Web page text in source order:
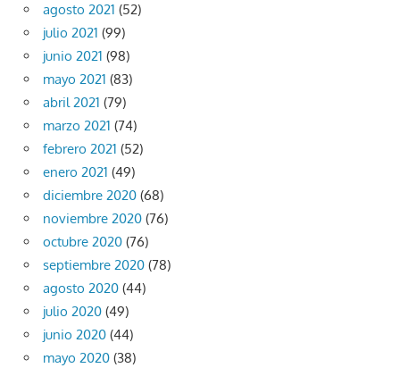
agosto 2021 (52)
julio 2021 (99)
junio 2021 (98)
mayo 2021 (83)
abril 2021 (79)
marzo 2021 (74)
febrero 2021 (52)
enero 2021 (49)
diciembre 2020 (68)
noviembre 2020 (76)
octubre 2020 (76)
septiembre 2020 (78)
agosto 2020 (44)
julio 2020 (49)
junio 2020 (44)
mayo 2020 (38)